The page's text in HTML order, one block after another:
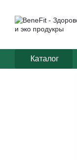
Каталог